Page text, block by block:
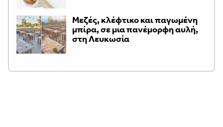
Μεζές, κλέφτικο και παγωμένη
μπίρα, σε μια πανέμορφη αυλή,
στη Λευκωσία